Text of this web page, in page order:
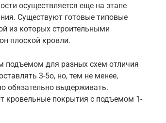
осуществляется еще на этапе
Существуют готовые типовые
из которых строительными
плоской кровли.
для разных схем отличия
3-5о, но, тем не менее,
обязательно выдерживать.
кровельные покрытия с подъемом 1-